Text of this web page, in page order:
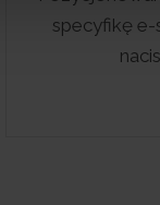
specyfikę